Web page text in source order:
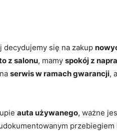
decydujemy się na zakup
z salonu, mamy spokój z
serwis w ramach gwarancji,
auta używanego, ważne